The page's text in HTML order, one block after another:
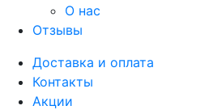
О нас
Отзывы
Доставка и оплата
Контакты
Акции